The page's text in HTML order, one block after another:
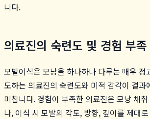
니다.
의료진의 숙련도 및 경험 부족
모발이식은 모낭을 하나하나 다루는 매우 정
도하는 의료진의 숙련도와 미적 감각이 결과
미칩니다. 경험이 부족한 의료진은 모낭 채
나, 이식 시 모발의 각도, 방향, 깊이를 제대